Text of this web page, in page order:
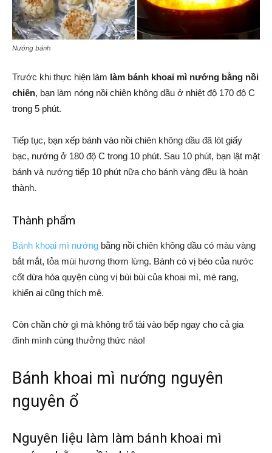
Nướng bánh
Trước khi thực hiện làm làm bánh khoai mì nướng bằng nồi
chiên, bạn làm nóng nồi chiên không dầu ở nhiệt độ 170 độ C
trong 5 phút.
Tiếp tục, bạn xếp bánh vào nồi chiên không dầu đã lót giấy
bạc, nướng ở 180 độ C trong 10 phút. Sau 10 phút, bạn lật mặt
bánh và nướng tiếp 10 phút nữa cho bánh vàng đều là hoàn
thành.
Thành phẩm
Bánh khoai mì nướng bằng nồi chiên không dầu có màu vàng
bắt mắt, tỏa mùi hương thơm lừng. Bánh có vị béo của nước
cốt dừa hòa quyện cùng vị bùi bùi của khoai mì, mè rang,
khiến ai cũng thích mê.
Còn chần chờ gì mà không trổ tài vào bếp ngay cho cả gia
đình mình cùng thưởng thức nào!
Bánh khoai mì nướng nguyên
nguyên ổ
Nguyên liệu làm làm bánh khoai mì